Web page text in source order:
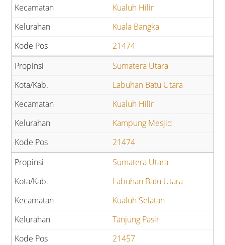
Kualuh Hilir
Kuala Bangka
21474
Sumatera Utara
Labuhan Batu Utara
Kualuh Hilir
Kampung Mesjid
21474
Sumatera Utara
Labuhan Batu Utara
Kualuh Selatan
Tanjung Pasir
21457